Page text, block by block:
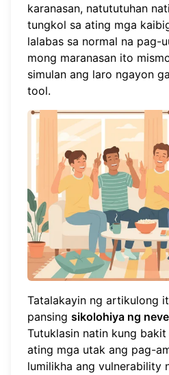
karanasan, natututuhan
tungkol sa ating mga
lalabas sa normal na pag-
mong maranasan ito
simulan ang laro ngayon
tool.
Tatalakayin ng artikulong
pansing sikolohiya ng
Tutuklasin natin kung
ating mga utak ang pag-
lumilikha ang vulnerability